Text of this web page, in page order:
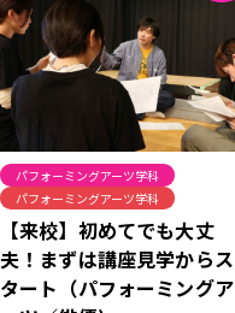
パフォーミングアーツ学科
パフォーミングアーツ学科
【来校】初めてでも大丈
夫！まずは講座見学からス
タート（パフォーミングア